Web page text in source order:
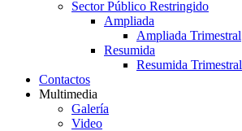
Sector Público Restringido
Ampliada
Ampliada Trimestral
Resumida
Resumida Trimestral
Contactos
Multimedia
Galería
Video